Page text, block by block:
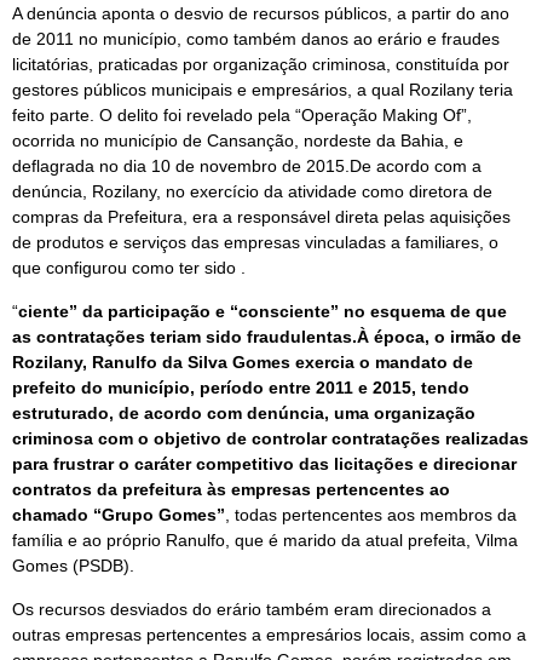
A denúncia aponta o desvio de recursos públicos, a partir do ano
de 2011 no município, como também danos ao erário e fraudes
licitatórias, praticadas por organização criminosa, constituída por
gestores públicos municipais e empresários, a qual Rozilany teria
feito parte. O delito foi revelado pela “Operação Making Of”,
ocorrida no município de Cansanção, nordeste da Bahia, e
deflagrada no dia 10 de novembro de 2015.De acordo com a
denúncia, Rozilany, no exercício da atividade como diretora de
compras da Prefeitura, era a responsável direta pelas aquisições
de produtos e serviços das empresas vinculadas a familiares, o
que configurou como ter sido .
“ciente” da participação e “consciente” no esquema de que
as contratações teriam sido fraudulentas.À época, o irmão de
Rozilany, Ranulfo da Silva Gomes exercia o mandato de
prefeito do município, período entre 2011 e 2015, tendo
estruturado, de acordo com denúncia, uma organização
criminosa com o objetivo de controlar contratações realizadas
para frustrar o caráter competitivo das licitações e direcionar
contratos da prefeitura às empresas pertencentes ao
chamado “Grupo Gomes” , todas pertencentes aos membros da
família e ao próprio Ranulfo, que é marido da atual prefeita, Vilma
Gomes (PSDB).
Os recursos desviados do erário também eram direcionados a
outras empresas pertencentes a empresários locais, assim como a